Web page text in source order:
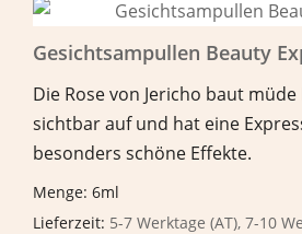
Gesichtsampullen Beauty
Die Rose von Jericho baut
sichtbar auf und hat eine
besonders schöne Effekte.
Menge: 6ml
Lieferzeit: 5-7 Werktage (AT), 7-10